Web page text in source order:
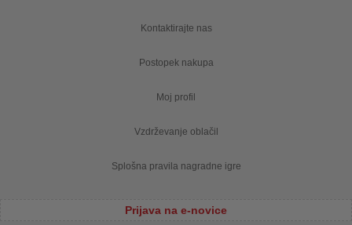
Kontaktirajte nas
Postopek nakupa
Moj profil
Vzdrževanje oblačil
Splošna pravila nagradne igre
Prijava na e-novice